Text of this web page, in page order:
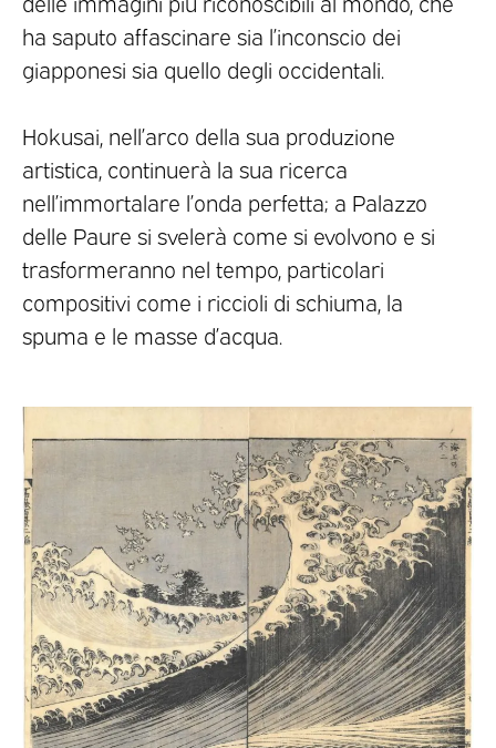
ha saputo affascinare sia l’inconscio dei
giapponesi sia quello degli occidentali.
Hokusai, nell’arco della sua produzione
artistica, continuerà la sua ricerca
nell’immortalare l’onda perfetta; a Palazzo
delle Paure si svelerà come si evolvono e si
trasformeranno nel tempo, particolari
compositivi come i riccioli di schiuma, la
spuma e le masse d’acqua.